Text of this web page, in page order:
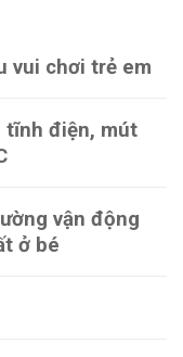
vui chơi trẻ em
tĩnh điện, mút
vận động
ở bé